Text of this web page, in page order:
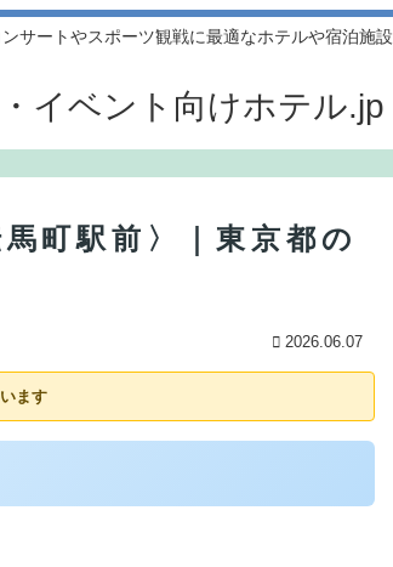
サートやスポーツ観戦に最適なホテルや宿泊施設
町駅前〉｜東京都の
2026.06.07
ます